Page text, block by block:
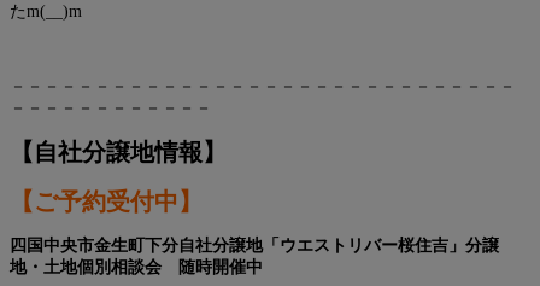
たm(__)m
－－－－－－－－－－－－－－－－－－－－－－－－－－－－－－
－－－－－－－－－－－－
【自社分譲地情報】
【ご予約受付中】
四国中央市金生町下分自社分譲地「ウエストリバー桜住吉」分譲
地・土地個別相談会 随時開催中